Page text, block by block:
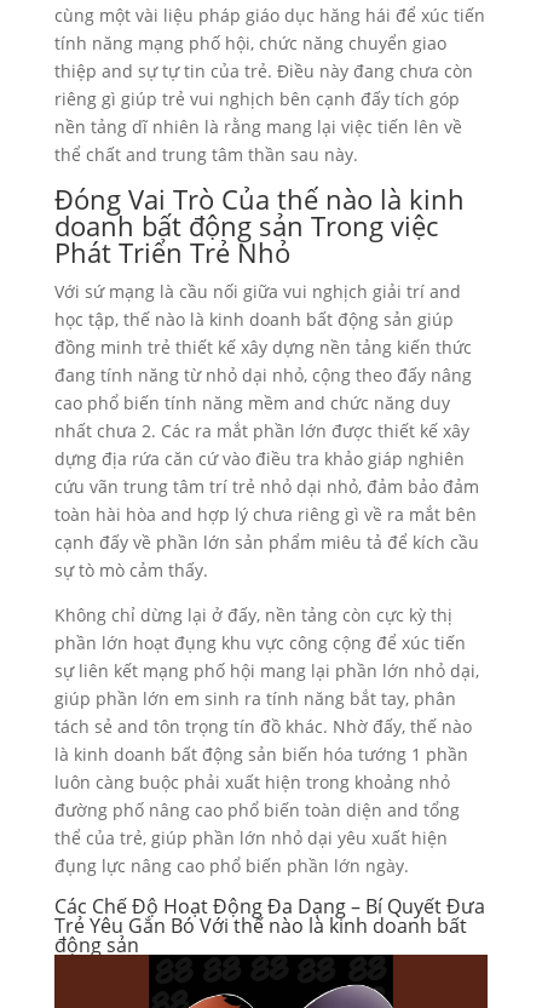
cùng một vài liệu pháp giáo dục hăng hái để xúc tiến
tính năng mạng phố hội, chức năng chuyển giao
thiệp and sự tự tin của trẻ. Điều này đang chưa còn
riêng gì giúp trẻ vui nghịch bên cạnh đấy tích góp
nền tảng dĩ nhiên là rằng mang lại việc tiến lên về
thể chất and trung tâm thần sau này.
Đóng Vai Trò Của thế nào là kinh
doanh bất động sản Trong việc
Phát Triển Trẻ Nhỏ
Với sứ mạng là cầu nối giữa vui nghịch giải trí and
học tập, thế nào là kinh doanh bất động sản giúp
đồng minh trẻ thiết kế xây dựng nền tảng kiến thức
đang tính năng từ nhỏ dại nhỏ, cộng theo đấy nâng
cao phổ biến tính năng mềm and chức năng duy
nhất chưa 2. Các ra mắt phần lớn được thiết kế xây
dựng địa rứa căn cứ vào điều tra khảo giáp nghiên
cứu vãn trung tâm trí trẻ nhỏ dại nhỏ, đảm bảo đảm
toàn hài hòa and hợp lý chưa riêng gì về ra mắt bên
cạnh đấy về phần lớn sản phẩm miêu tả để kích cầu
sự tò mò cảm thấy.
Không chỉ dừng lại ở đấy, nền tảng còn cực kỳ thị
phần lớn hoạt đụng khu vực công cộng để xúc tiến
sự liên kết mạng phố hội mang lại phần lớn nhỏ dại,
giúp phần lớn em sinh ra tính năng bắt tay, phân
tách sẻ and tôn trọng tín đồ khác. Nhờ đấy, thế nào
là kinh doanh bất động sản biến hóa tướng 1 phần
luôn càng buộc phải xuất hiện trong khoảng nhỏ
đường phố nâng cao phổ biến toàn diện and tổng
thể của trẻ, giúp phần lớn nhỏ dại yêu xuất hiện
đụng lực nâng cao phổ biến phần lớn ngày.
Các Chế Độ Hoạt Động Đa Dạng – Bí Quyết Đưa
Trẻ Yêu Gắn Bó Với thế nào là kinh doanh bất
động sản